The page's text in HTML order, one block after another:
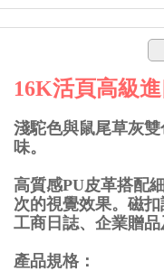
16K活頁高級
淺駝色與鼠尾草灰
味。
高質感PU皮革搭配
次的視覺效果。磁
工商日誌、企業贈品
產品規格：